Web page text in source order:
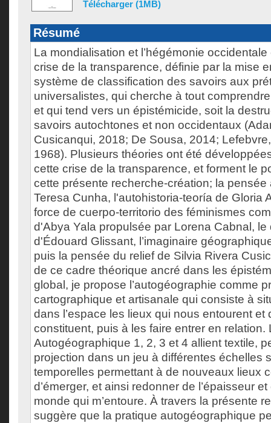
Télécharger (1MB)
Résumé
La mondialisation et l’hégémonie
crise de la transparence, définie par la mise
système de classification des savoirs aux
universalistes, qui cherche à tout
et qui tend vers un épistémicide, soit la
savoirs autochtones et non occidentaux
Cusicanqui, 2018; De Sousa, 2014;
1968). Plusieurs théories ont été
cette crise de la transparence, et forment le
cette présente recherche-création; la pensée
Teresa Cunha, l'autohistoria-teoría de Gloria
force de cuerpo-territorio des féminismes
d'Abya Yala propulsée par Lorena Cabnal, le
d'Édouard Glissant, l’imaginaire
puis la pensée du relief de Silvia Rivera
de ce cadre théorique ancré dans les
global, je propose l’autogéographie comme
cartographique et artisanale qui consiste à
dans l’espace les lieux qui nous entourent et
constituent, puis à les faire entrer en
Autogéographique 1, 2, 3 et 4 allient textile,
projection dans un jeu à différentes échelles
temporelles permettant à de nouveaux lieux
d’émerger, et ainsi redonner de l’épaisseur et
monde qui m’entoure. À travers la présente
suggère que la pratique autogéographique